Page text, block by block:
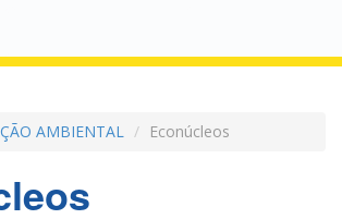
AMBIENTAL Econúcleos